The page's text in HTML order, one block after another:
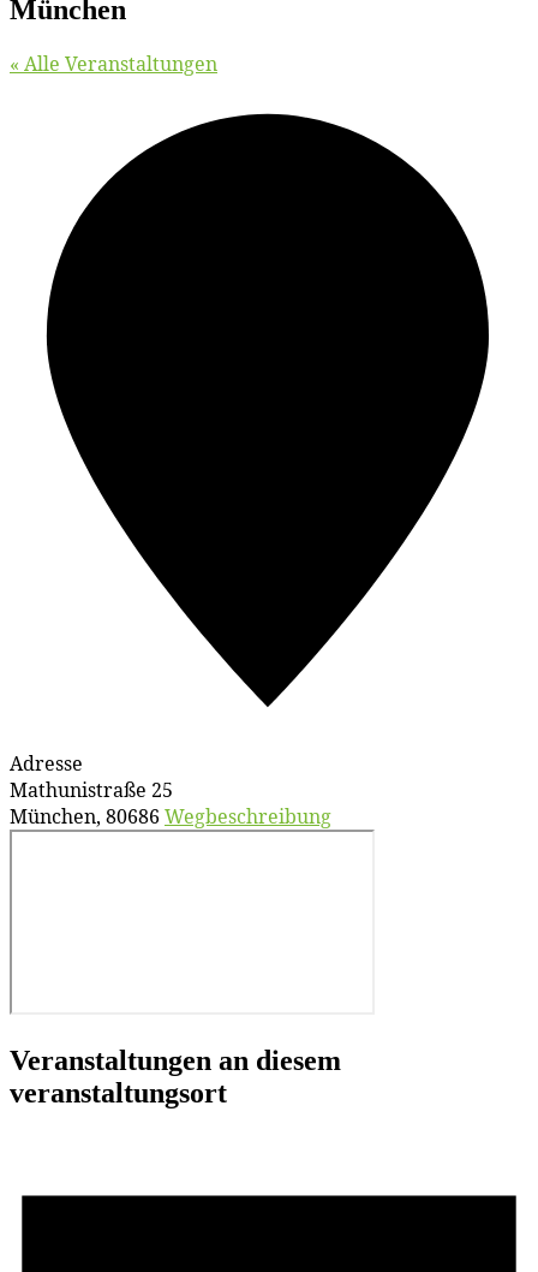
München
« Alle Veranstaltungen
Adresse
Mathunistraße 25
München, 80686 Wegbeschreibung
Veranstaltungen an diesem
veranstaltungsort